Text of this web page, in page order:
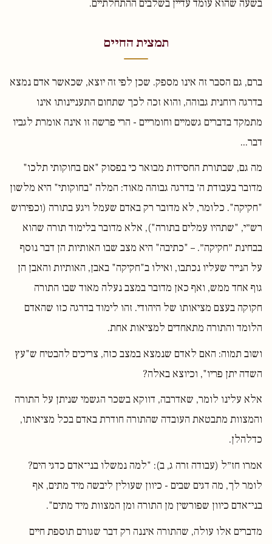
בשעה שהוא עומד עדיין בשלבים ההתחלתיים.
תמצית החיים
ברם, גם הסבר זה אינו מספק. שכן לפי זה יוצא, שכאשר אדם נמצא
בדרגה רוחנית גבוהה, והוא זכה לכך שתחום התעניינותו אינו
מתמקד בדברים גשמיים וחומריים - הרי פרשה זו אינה אומרת לגביו
דבר...
מה גם, שבתורת החסידות מבואר כי בפסוק "אם בחוקותי תלכו"
מדובר בעבודת ה׳ בדרגה גבוהה מאוד: המלה "בחוקותי" היא מלשון
"חקיקה". כלומר, לא מדובר רק באדם שעמל ויגע בתורה (וכפירוש
רש״י, "שתהיו עמלים בתורה"), אלא מדובר בלימוד תורה שהוא
בבחינת ״חקיקה״. – "כתיבה" היא מצב שבו האותיות הן דבר נוסף
על הנייר שעליו נכתבו, ואילו ב"חקיקה" באבן, האותיות והאבן הן
גוף אחד ממש, ואף כאן מדובר במצב נעלה מאוד שבו התורה
חקוקה בעצם מציאותו של היהודי. זהו לימוד בדרגה כזו שהאדם
הלומד והתורה מתאחדים למציאות אחת.
ושוב תמוה: האם לאדם שנמצא במצב כזה, צריכים להבטיח ש"עץ
השדה יתן פריו", וכיוצא באלה?
אלא עלינו לומר, שאדרבה, דווקא בשכר הגשמי שניתן על התורה
והמצוות מתבטאת העובדה שהתורה חודרת באדם בכל מציאותו,
כדלהלן.
אמרו חז״ל (עבודה זרה ג, ב): "למה נמשלו בני־אדם כדגי הים?
לומר לך, מה דגים שבים - כיוון שעולין ליבשה מיד מתים, אף
בני־אדם כיוון שפורשין מן התורה ומן המצוות מיד מתים".
מדברים אלו עולה, שהתורה איננה רק דבר שגורם תוספת חיים